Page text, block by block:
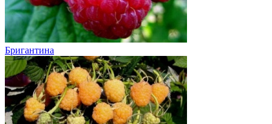
Бригантина